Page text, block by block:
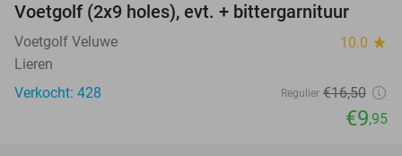
40%
Voetgolf (2x9 holes), evt. + bittergarnituur
Voetgolf Veluwe 10.0 star
Lieren
Verkocht: 428
Regulier €16,50
€9,95